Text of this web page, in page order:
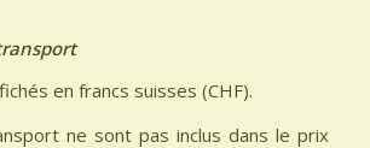
en francs suisses (CHF).
ne sont pas inclus dans le prix